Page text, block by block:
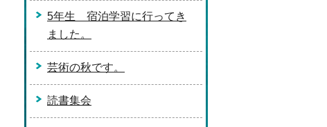
5年生 宿泊学習に行ってき
ました。
芸術の秋です。
読書集会